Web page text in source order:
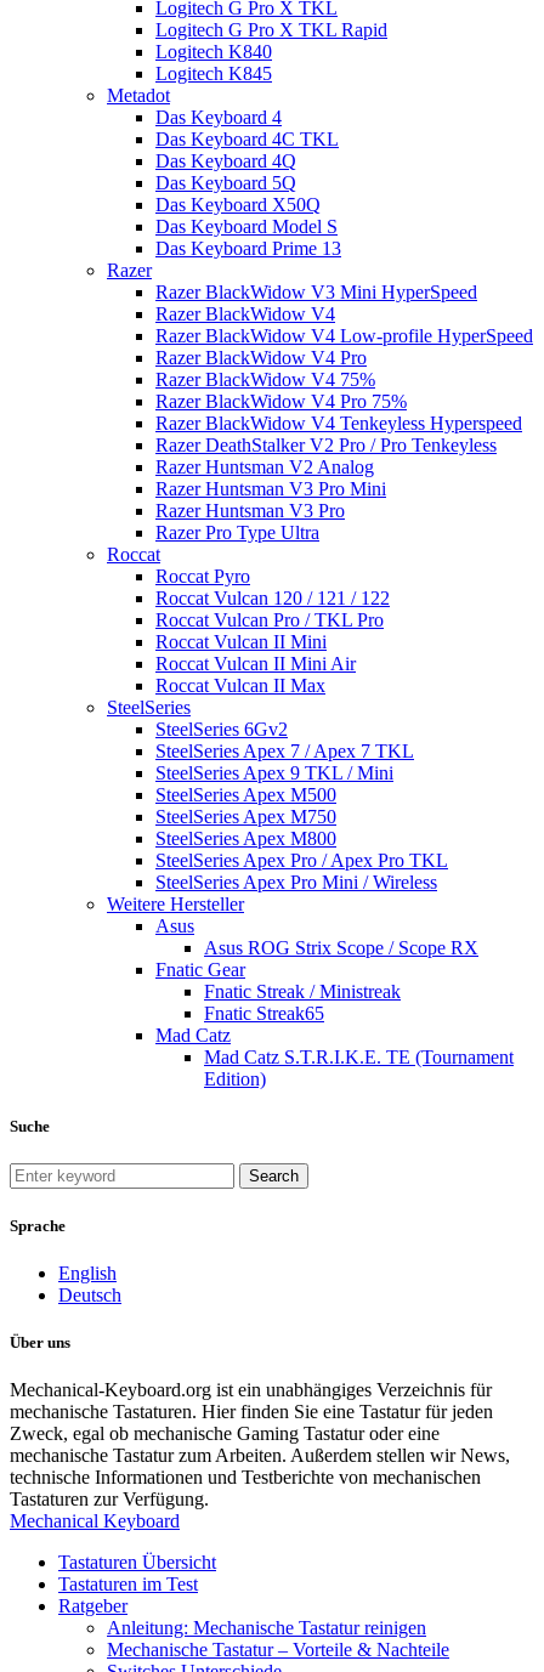
Logitech G Pro X TKL
Logitech G Pro X TKL Rapid
Logitech K840
Logitech K845
Metadot
Das Keyboard 4
Das Keyboard 4C TKL
Das Keyboard 4Q
Das Keyboard 5Q
Das Keyboard X50Q
Das Keyboard Model S
Das Keyboard Prime 13
Razer
Razer BlackWidow V3 Mini HyperSpeed
Razer BlackWidow V4
Razer BlackWidow V4 Low-profile HyperSpeed
Razer BlackWidow V4 Pro
Razer BlackWidow V4 75%
Razer BlackWidow V4 Pro 75%
Razer BlackWidow V4 Tenkeyless Hyperspeed
Razer DeathStalker V2 Pro / Pro Tenkeyless
Razer Huntsman V2 Analog
Razer Huntsman V3 Pro Mini
Razer Huntsman V3 Pro
Razer Pro Type Ultra
Roccat
Roccat Pyro
Roccat Vulcan 120 / 121 / 122
Roccat Vulcan Pro / TKL Pro
Roccat Vulcan II Mini
Roccat Vulcan II Mini Air
Roccat Vulcan II Max
SteelSeries
SteelSeries 6Gv2
SteelSeries Apex 7 / Apex 7 TKL
SteelSeries Apex 9 TKL / Mini
SteelSeries Apex M500
SteelSeries Apex M750
SteelSeries Apex M800
SteelSeries Apex Pro / Apex Pro TKL
SteelSeries Apex Pro Mini / Wireless
Weitere Hersteller
Asus
Asus ROG Strix Scope / Scope RX
Fnatic Gear
Fnatic Streak / Ministreak
Fnatic Streak65
Mad Catz
Mad Catz S.T.R.I.K.E. TE (Tournament
Edition)
Suche
Search
Sprache
English
Deutsch
Über uns
Mechanical-Keyboard.org ist ein unabhängiges Verzeichnis für
mechanische Tastaturen. Hier finden Sie eine Tastatur für jeden
Zweck, egal ob mechanische Gaming Tastatur oder eine
mechanische Tastatur zum Arbeiten. Außerdem stellen wir News,
technische Informationen und Testberichte von mechanischen
Tastaturen zur Verfügung.
Mechanical Keyboard
Tastaturen Übersicht
Tastaturen im Test
Ratgeber
Anleitung: Mechanische Tastatur reinigen
Mechanische Tastatur – Vorteile & Nachteile